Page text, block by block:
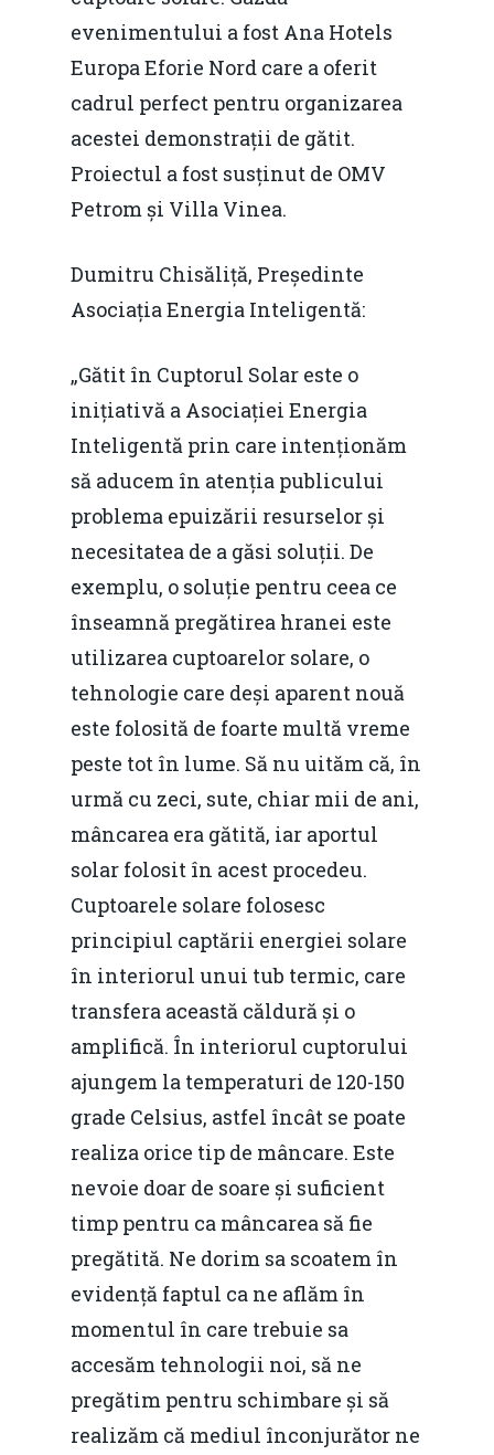
evenimentului a fost Ana Hotels
Europa Eforie Nord care a oferit
cadrul perfect pentru organizarea
acestei demonstrații de gătit.
Proiectul a fost susținut de OMV
Petrom și Villa Vinea.
Dumitru Chisăliță, Președinte
Asociația Energia Inteligentă:
„Gătit în Cuptorul Solar este o
inițiativă a Asociației Energia
Inteligentă prin care intenționăm
să aducem în atenția publicului
problema epuizării resurselor și
necesitatea de a găsi soluții. De
exemplu, o soluție pentru ceea ce
înseamnă pregătirea hranei este
utilizarea cuptoarelor solare, o
tehnologie care deși aparent nouă
este folosită de foarte multă vreme
peste tot în lume. Să nu uităm că, în
urmă cu zeci, sute, chiar mii de ani,
mâncarea era gătită, iar aportul
solar folosit în acest procedeu.
Cuptoarele solare folosesc
principiul captării energiei solare
în interiorul unui tub termic, care
transfera această căldură și o
amplifică. În interiorul cuptorului
ajungem la temperaturi de 120-150
grade Celsius, astfel încât se poate
realiza orice tip de mâncare. Este
nevoie doar de soare și suficient
timp pentru ca mâncarea să fie
pregătită. Ne dorim sa scoatem în
evidență faptul ca ne aflăm în
momentul în care trebuie sa
accesăm tehnologii noi, să ne
pregătim pentru schimbare și să
realizăm că mediul înconjurător ne